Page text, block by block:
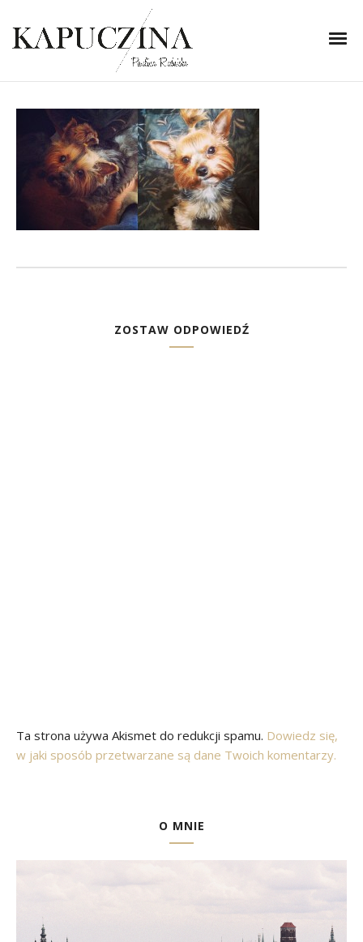
20 lutego 2014
unnamed (13)-horz
Written by
ZOSTAW ODPOWIEDŹ
Ta strona używa Akismet do redukcji spamu. Dowiedz się,
w jaki sposób przetwarzane są dane Twoich komentarzy.
O MNIE